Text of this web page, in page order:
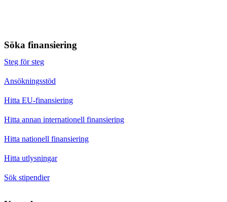
Söka finansiering
Steg för steg
Ansökningsstöd
Hitta EU-finansiering
Hitta annan internationell finansiering
Hitta nationell finansiering
Hitta utlysningar
Sök stipendier